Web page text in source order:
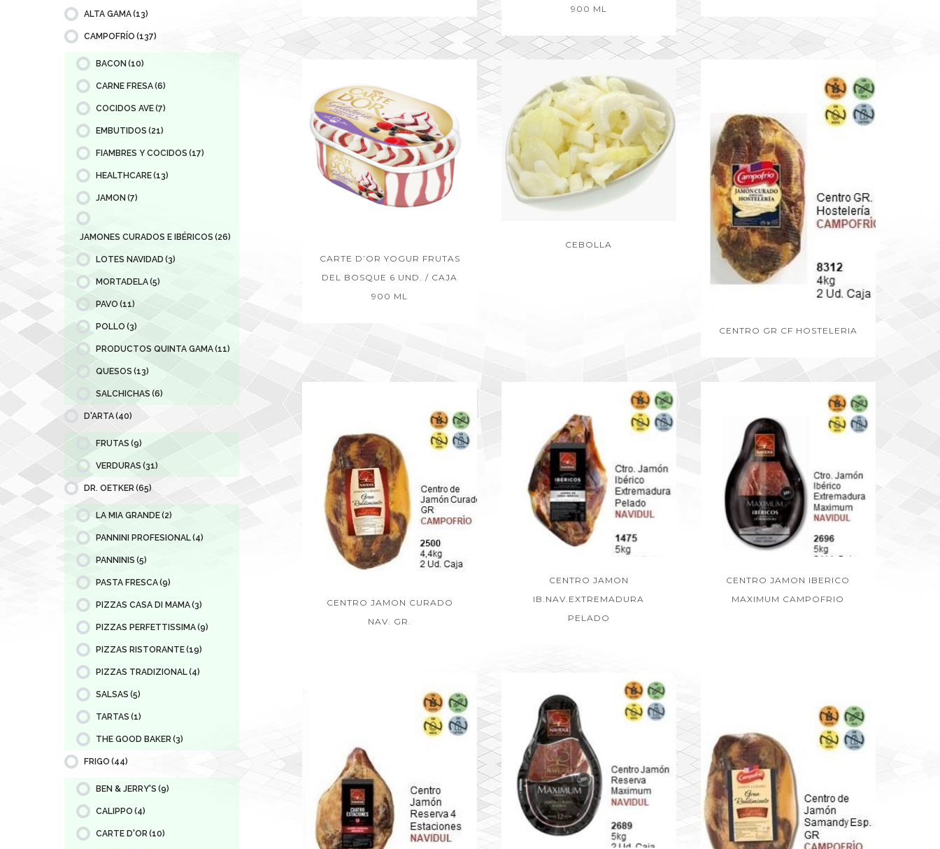
900 ML
CARTE D’OR YOGUR FRUTAS
DEL BOSQUE 6 UND. / CAJA
900 ML
CEBOLLA
CENTRO GR CF HOSTELERIA
CENTRO JAMON CURADO
NAV. GR.
CENTRO JAMON
IB.NAV.EXTREMADURA
PELADO
CENTRO JAMON IBERICO
MAXIMUM CAMPOFRIO
ALTA GAMA(13)
CAMPOFRÍO (137)
BACON (10)
CARNE FRESA(6)
COCIDOS AVE(7)
EMBUTIDOS (21)
FIAMBRES Y COCIDOS (17)
HEALTHCARE(13)
JAMON (7)
JAMONES CURADOS E IBÉRICOS (26)
LOTES NAVIDAD (3)
MORTADELA(5)
PAVO (11)
POLLO (3)
PRODUCTOS QUINTA GAMA(11)
QUESOS (13)
SALCHICHAS (6)
D'ARTA(40)
FRUTAS (9)
VERDURAS (31)
DR. OETKER (65)
LA MIA GRANDE(2)
PANNINI PROFESIONAL(4)
PANNINIS (5)
PASTA FRESCA(9)
PIZZAS CASA DI MAMA(3)
PIZZAS PERFETTISSIMA(9)
PIZZAS RISTORANTE(19)
PIZZAS TRADIZIONAL(4)
SALSAS (5)
TARTAS (1)
THE GOOD BAKER (3)
FRIGO (44)
BEN & JERRY'S (9)
CALIPPO (4)
CARTE D'OR (10)